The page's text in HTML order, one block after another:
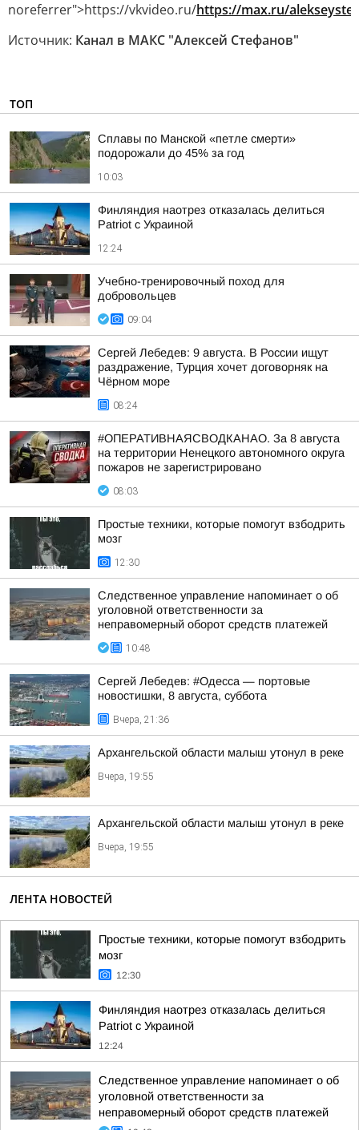
noreferrer">https://vkvideo.ru/https://max.ru/
Источник: Канал в МАКС "Алексей Стефанов"
ТОП
Сплавы по Манской «петле смерти»
подорожали до 45% за год
10:03
Финляндия наотрез отказалась делиться
Patriot с Украиной
12:24
Учебно-тренировочный поход для
добровольцев
09:04
Сергей Лебедев: 9 августа. В России ищут
раздражение, Турция хочет договорняк на
Чёрном море
08:24
#ОПЕРАТИВНАЯСВОДКАНАО. За 8 августа
на территории Ненецкого автономного округа
пожаров не зарегистрировано
08:03
Простые техники, которые помогут взбодрить
мозг
12:30
Следственное управление напоминает о об
уголовной ответственности за
неправомерный оборот средств платежей
10:48
Сергей Лебедев: #Одесса — портовые
новостишки, 8 августа, суббота
Вчера, 21:36
Архангельской области малыш утонул в реке
Вчера, 19:55
Архангельской области малыш утонул в реке
Вчера, 19:55
ЛЕНТА НОВОСТЕЙ
Простые техники, которые помогут взбодрить
мозг
12:30
Финляндия наотрез отказалась делиться
Patriot с Украиной
12:24
Следственное управление напоминает о об
уголовной ответственности за
неправомерный оборот средств платежей